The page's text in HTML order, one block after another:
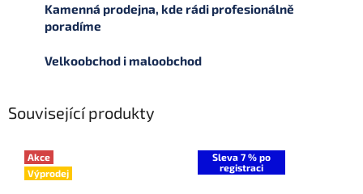
Kamenná prodejna, kde rádi profesionálně
poradíme
Velkoobchod i maloobchod
Související produkty
Akce
Výprodej
Sleva 7 % po
registraci